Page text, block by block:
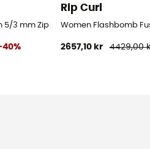
Damer
5/3 mm Zip Free Wetsuit -
Rip Curl
Women Flashbomb
2657,10 kr 4429,00